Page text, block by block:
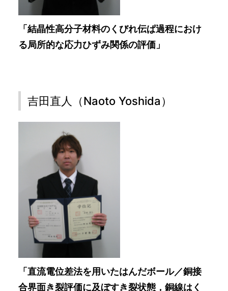
「結晶性高分子材料のくびれ伝ぱ過程におけ
る局所的な応力ひずみ関係の評価」
吉田直人（Naoto Yoshida）
「直流電位差法を用いたはんだボール／銅接
合界面き裂評価に及ぼすき裂状態，銅線はく